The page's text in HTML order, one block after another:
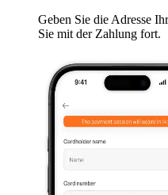
Geben Sie die Adresse
Sie mit der Zahlung fort.